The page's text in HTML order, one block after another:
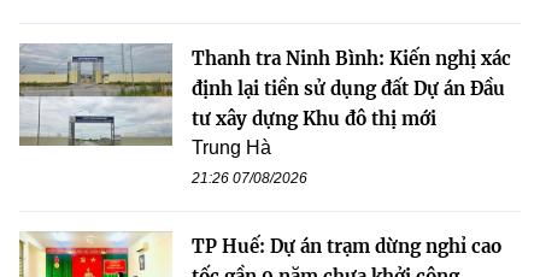
Thanh tra Ninh Bình: Kiến nghị xác
định lại tiền sử dụng đất Dự án Đầu
tư xây dựng Khu đô thị mới
Trung Hà
21:26 07/08/2026
TP Huế: Dự án trạm dừng nghỉ cao